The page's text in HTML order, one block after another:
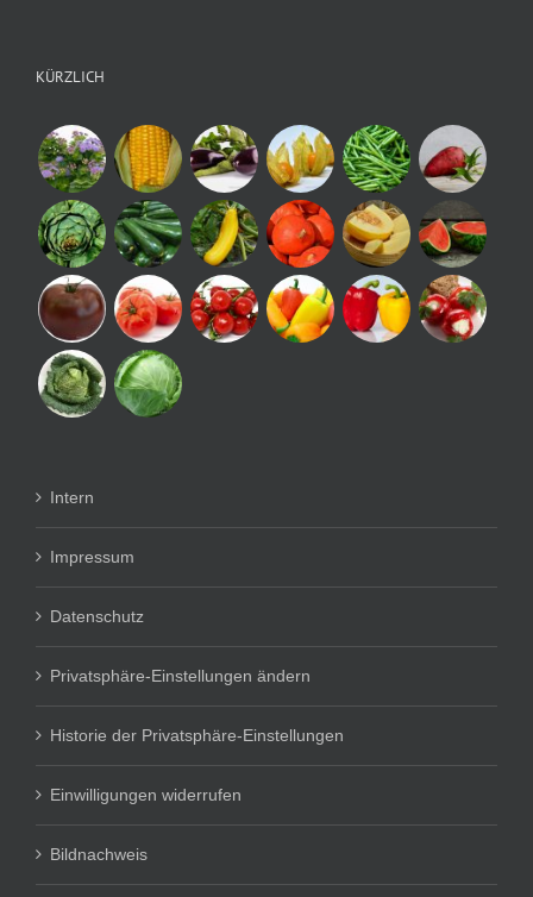
KÜRZLICH
Intern
Impressum
Datenschutz
Privatsphäre-Einstellungen ändern
Historie der Privatsphäre-Einstellungen
Einwilligungen widerrufen
Bildnachweis